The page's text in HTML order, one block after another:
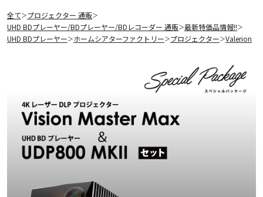
全て＞プロジェクター 通販＞
UHD BDプレーヤー/BDプレーヤー/BDレコーダー 通販＞最新特価品情報!!＞
UHD BDプレーヤー＞ホームシアターファクトリー＞プロジェクター＞Valerion